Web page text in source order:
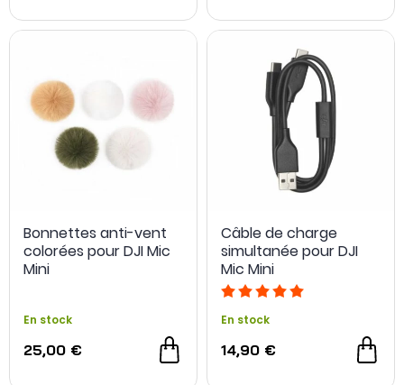
Bonnettes anti-vent
colorées pour DJI Mic
Mini
En stock
25,00 €
Câble de charge
simultanée pour DJI
Mic Mini
En stock
14,90 €